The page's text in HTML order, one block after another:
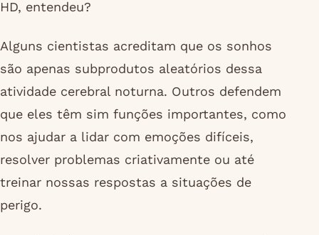
HD, entendeu?
Alguns cientistas acreditam que os sonhos
são apenas subprodutos aleatórios dessa
atividade cerebral noturna. Outros defendem
que eles têm sim funções importantes, como
nos ajudar a lidar com emoções difíceis,
resolver problemas criativamente ou até
treinar nossas respostas a situações de
perigo.